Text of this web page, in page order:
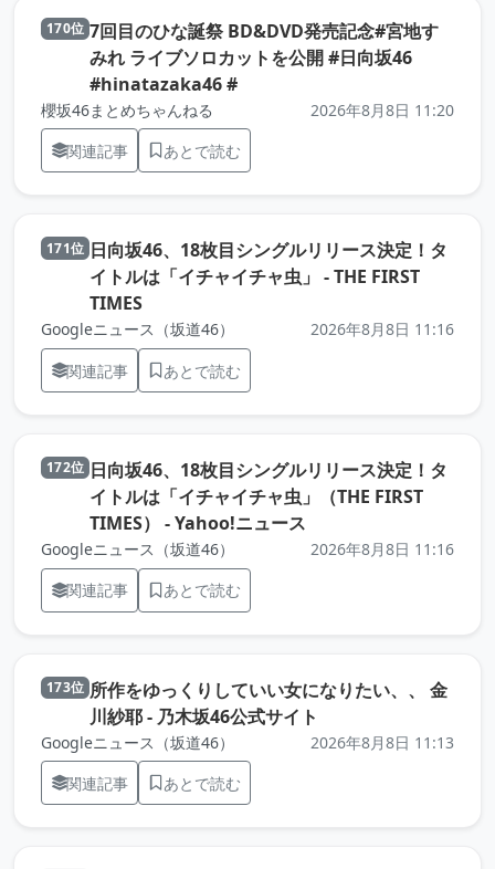
170位 7回目のひな誕祭 BD&DVD発売記念#宮地す
みれ ライブソロカットを公開 #日向坂46
#hinatazaka46 #（元記事を新しいタブで開きま
櫻坂46まとめちゃんねる
2026年8月8日 11:20
関連記事
あとで読む
171位 日向坂46、18枚目シングルリリース決定！タ
イトルは「イチャイチャ虫」 - THE FIRST
TIMES（元記事を新しいタブで開きます）
Googleニュース（坂道46）
2026年8月8日 11:16
関連記事
あとで読む
172位 日向坂46、18枚目シングルリリース決定！タ
イトルは「イチャイチャ虫」（THE FIRST
TIMES） - Yahoo!ニュース
Googleニュース（坂道46）
2026年8月8日 11:16
関連記事
あとで読む
173位 所作をゆっくりしていい女になりたい、、 金
川紗耶 - 乃木坂46公式サイト
Googleニュース（坂道46）
2026年8月8日 11:13
関連記事
あとで読む